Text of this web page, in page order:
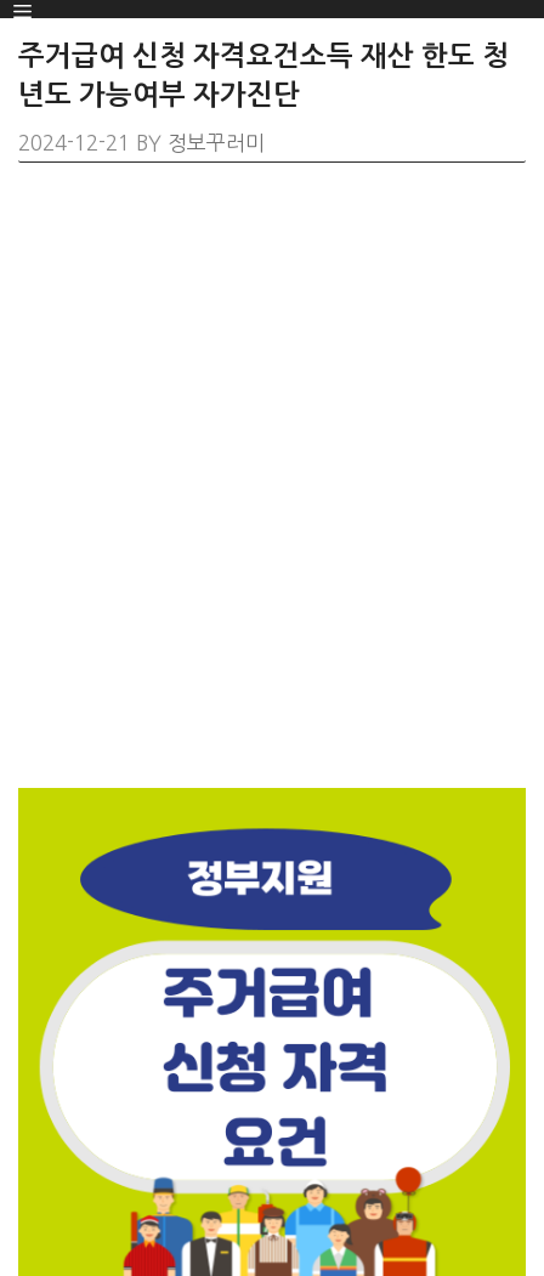
SKIP
TO
CONTENT
Menu
주거급여 신청 자격요건소득 재산 한도 청
년도 가능여부 자가진단
2024-12-21 BY 정보꾸러미